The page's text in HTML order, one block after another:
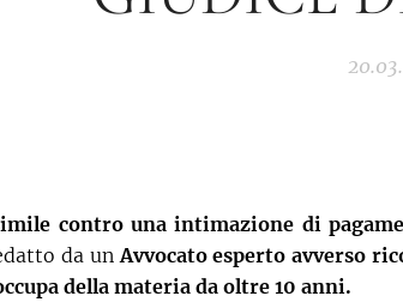
contro una intimazione di
da unAvvocato esperto avverso
della materia da oltre 10 anni.